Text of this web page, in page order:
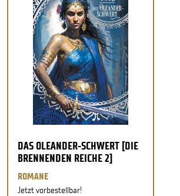
DAS OLEANDER-SCHWERT [DIE
BRENNENDEN REICHE 2]
ROMANE
Jetzt vorbestellbar!